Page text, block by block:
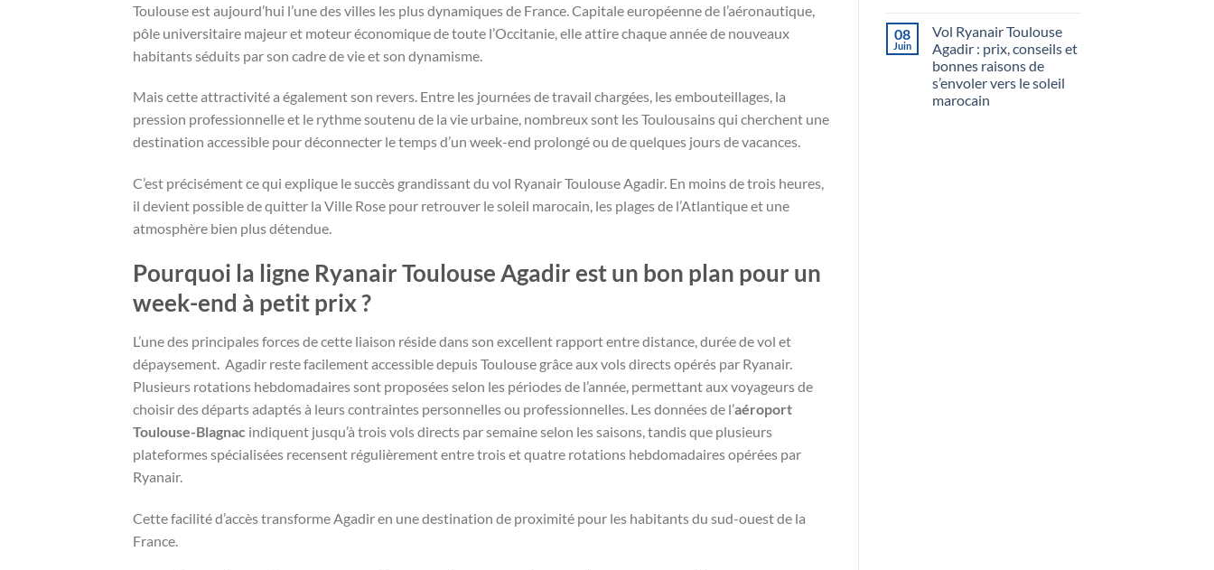
Toulouse est aujourd’hui l’une des villes les plus dynamiques de France. Capitale européenne de l’aéronautique,
pôle universitaire majeur et moteur économique de toute l’Occitanie, elle attire chaque année de nouveaux
habitants séduits par son cadre de vie et son dynamisme.
Mais cette attractivité a également son revers. Entre les journées de travail chargées, les embouteillages, la
pression professionnelle et le rythme soutenu de la vie urbaine, nombreux sont les Toulousains qui cherchent une
destination accessible pour déconnecter le temps d’un week-end prolongé ou de quelques jours de vacances.
C’est précisément ce qui explique le succès grandissant du vol Ryanair Toulouse Agadir. En moins de trois heures,
il devient possible de quitter la Ville Rose pour retrouver le soleil marocain, les plages de l’Atlantique et une
atmosphère bien plus détendue.
Pourquoi la ligne Ryanair Toulouse Agadir est un bon plan pour un
week-end à petit prix ?
L’une des principales forces de cette liaison réside dans son excellent rapport entre distance, durée de vol et
dépaysement. Agadir reste facilement accessible depuis Toulouse grâce aux vols directs opérés par Ryanair.
Plusieurs rotations hebdomadaires sont proposées selon les périodes de l’année, permettant aux voyageurs de
choisir des départs adaptés à leurs contraintes personnelles ou professionnelles. Les données de l’aéroport
Toulouse-Blagnac indiquent jusqu’à trois vols directs par semaine selon les saisons, tandis que plusieurs
plateformes spécialisées recensent régulièrement entre trois et quatre rotations hebdomadaires opérées par
Ryanair.
Cette facilité d’accès transforme Agadir en une destination de proximité pour les habitants du sud-ouest de la
France.
08
Juin
Vol Ryanair Toulouse
Agadir : prix, conseils et
bonnes raisons de
s’envoler vers le soleil
marocain